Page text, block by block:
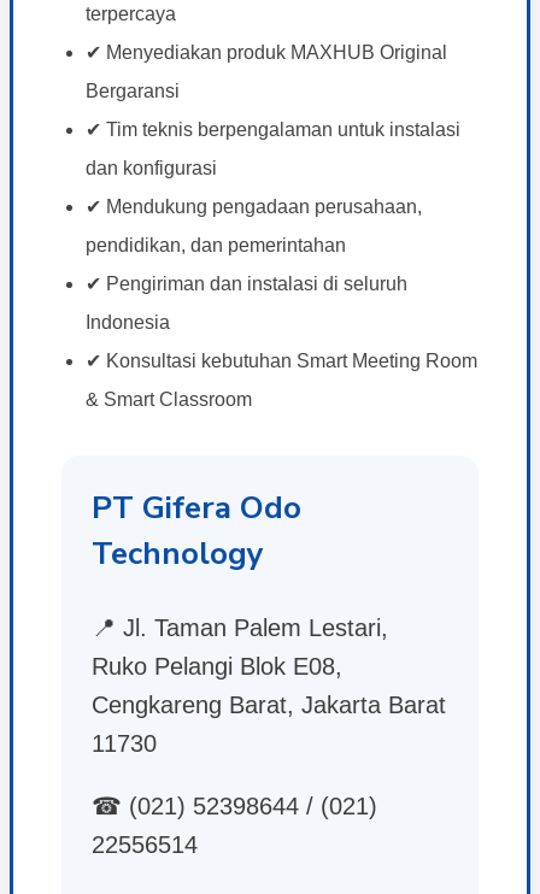
terpercaya
✔ Menyediakan produk MAXHUB Original
Bergaransi
✔ Tim teknis berpengalaman untuk instalasi
dan konfigurasi
✔ Mendukung pengadaan perusahaan,
pendidikan, dan pemerintahan
✔ Pengiriman dan instalasi di seluruh
Indonesia
✔ Konsultasi kebutuhan Smart Meeting Room
& Smart Classroom
PT Gifera Odo
Technology
📍 Jl. Taman Palem Lestari,
Ruko Pelangi Blok E08,
Cengkareng Barat, Jakarta Barat
11730
☎ (021) 52398644 / (021)
22556514